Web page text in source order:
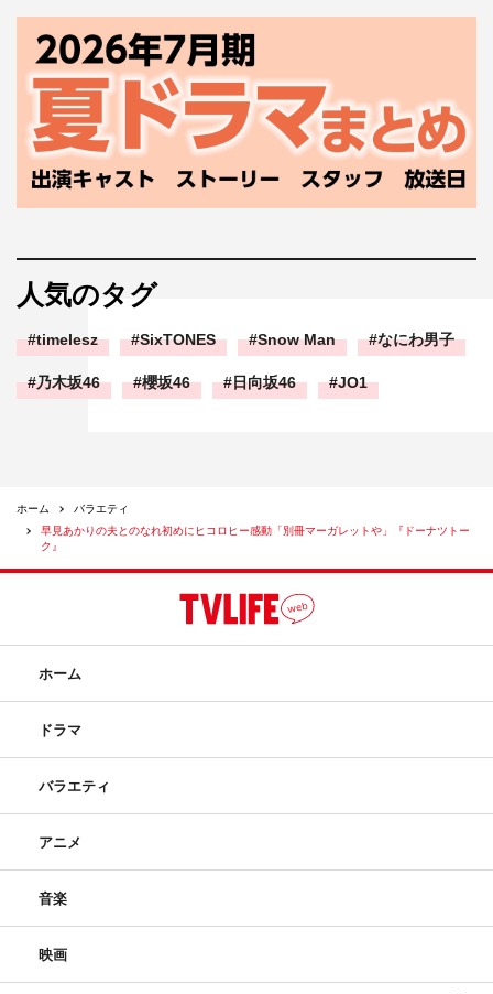
人気のタグ
timelesz SixTONES Snow Man なにわ男子
乃木坂46 櫻坂46 日向坂46 JO1
ホーム
バラエティ
早見あかりの夫とのなれ初めにヒコロヒー感動「別冊マーガレットや」『ドーナツトー
ク』
ホーム
ドラマ
バラエティ
アニメ
音楽
映画